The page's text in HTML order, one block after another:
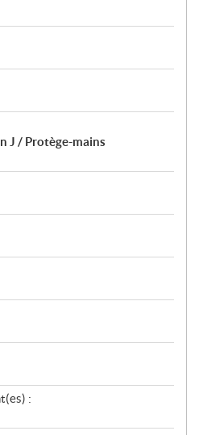
J / Protège-mains
: